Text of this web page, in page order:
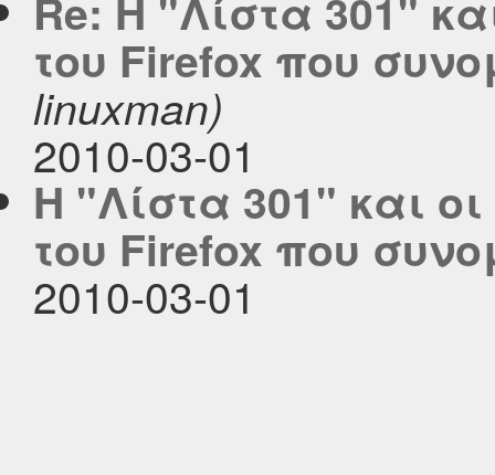
του Firefox που
linuxman)
2010-03-01
Η "Λίστα 301" και
του Firefox που
2010-03-01